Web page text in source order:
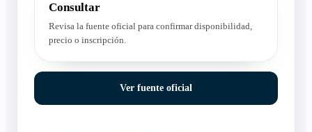
Consultar
Revisa la fuente oficial para confirmar disponibilidad,
precio o inscripción.
Ver fuente oficial